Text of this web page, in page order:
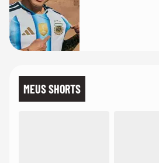
MEUS SHORTS